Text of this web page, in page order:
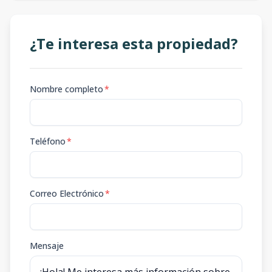
¿Te interesa esta propiedad?
Nombre completo*
Teléfono*
Correo Electrónico*
Mensaje